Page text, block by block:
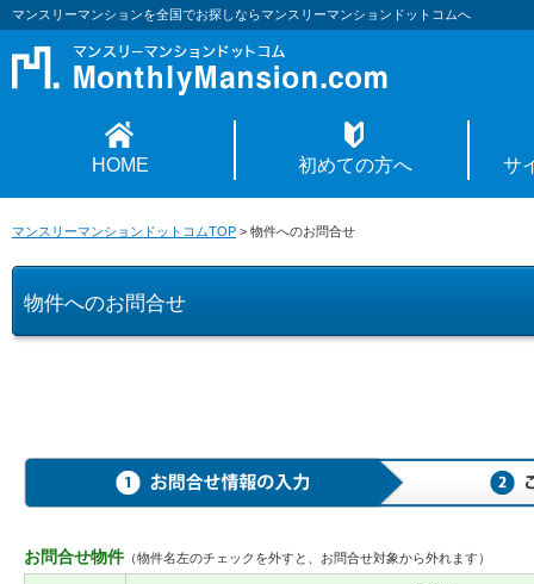
マンスリーマンションを全国でお探しならマンスリーマンションドットコムへ
HOME 初めての方へ サ
マンスリーマンションドットコムTOP > 物件へのお問合せ
物件へのお問合せ
お問合せ物件 （物件名左のチェックを外すと、お問合せ対象から外れます）